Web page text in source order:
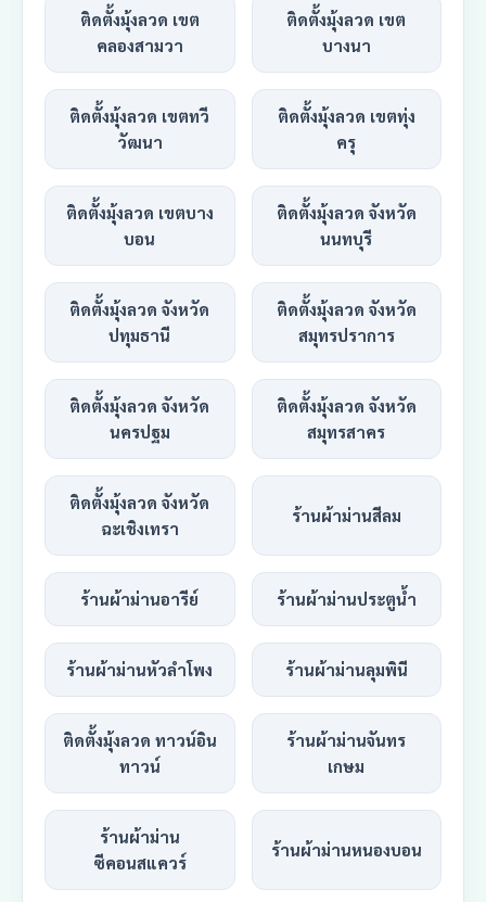
ติดตั้งมุ้งลวด เขต
คลองสามวา
ติดตั้งมุ้งลวด เขต
บางนา
ติดตั้งมุ้งลวด เขตทวี
วัฒนา
ติดตั้งมุ้งลวด เขตทุ่ง
ครุ
ติดตั้งมุ้งลวด เขตบาง
บอน
ติดตั้งมุ้งลวด จังหวัด
นนทบุรี
ติดตั้งมุ้งลวด จังหวัด
ปทุมธานี
ติดตั้งมุ้งลวด จังหวัด
สมุทรปราการ
ติดตั้งมุ้งลวด จังหวัด
นครปฐม
ติดตั้งมุ้งลวด จังหวัด
สมุทรสาคร
ติดตั้งมุ้งลวด จังหวัด
ฉะเชิงเทรา
ร้านผ้าม่านสีลม
ร้านผ้าม่านอารีย์ ร้านผ้าม่านประตูน้ำ
ร้านผ้าม่านหัวลำโพง ร้านผ้าม่านลุมพินี
ติดตั้งมุ้งลวด ทาวน์อิน
ทาวน์
ร้านผ้าม่านจันทร
เกษม
ร้านผ้าม่าน
ซีคอนสแควร์
ร้านผ้าม่านหนองบอน